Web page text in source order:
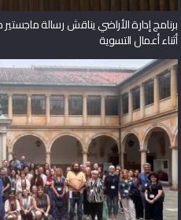
برنامج إدارة الأراضي يناقش رسالة
أثناء أعمال التسوية